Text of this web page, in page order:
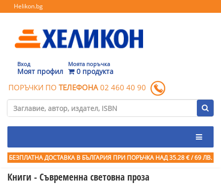
Helikon.bg
Вход
Моят профил
Моята поръчка
0 продукта
ПОРЪЧКИ ПО ТЕЛЕФОНА 02 460 40 90
БЕЗПЛАТНА ДОСТАВКА В БЪЛГАРИЯ ПРИ ПОРЪЧКА НАД 35.28 € / 69 ЛВ.
Книги - Съвременна световна проза